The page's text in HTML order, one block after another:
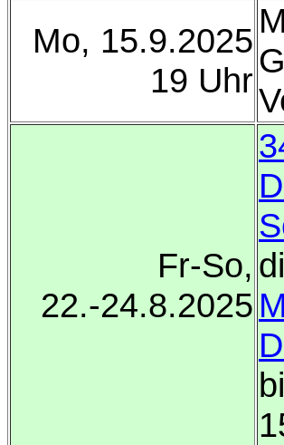
Mo, 15.9.2025
19 Uhr
Fr-So,
22.-24.8.2025